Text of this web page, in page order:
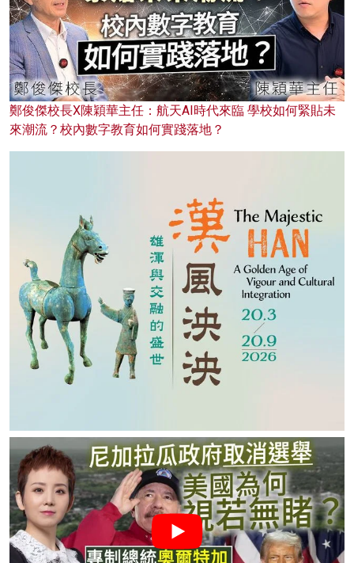
鄭俊傑校長X陳穎華主任：航天AI時代來臨 學校如何緊貼未
來潮流？校內數字教育如何實踐落地？